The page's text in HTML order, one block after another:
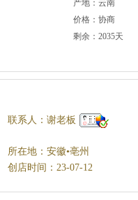
产地：云南
价格：协商
剩余：2035天
联系人：谢老板
所在地：安徽•亳州
创店时间：23-07-12